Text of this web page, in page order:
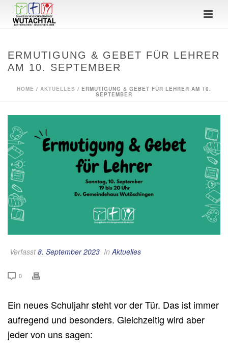
ERMUTIGUNG & GEBET FÜR LEHRER
AM 10. SEPTEMBER
HOME / AKTUELLES / ERMUTIGUNG & GEBET FÜR LEHRER AM 10.
SEPTEMBER
Verfasst8. September 2023 InAktuelles
0
Ein neues Schuljahr steht vor der Tür. Das ist immer
aufregend und besonders. Gleichzeitig wird aber
jeder von uns sagen: